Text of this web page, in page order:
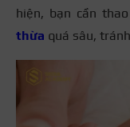
hiện, bạn cần
thừa quá sâu,